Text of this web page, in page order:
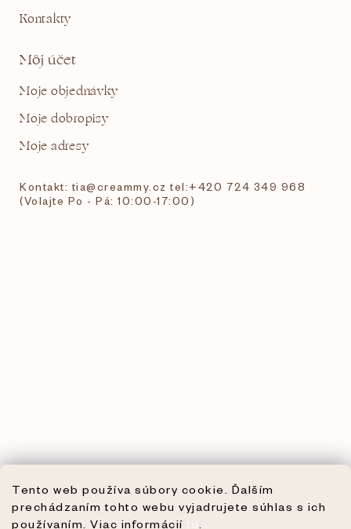
Tento web používa súbory cookie. Ďalším
prechádzaním tohto webu vyjadrujete súhlas s ich
používaním. Viac informácií
Kontakty
Môj účet
Moje objednávky
Moje dobropisy
Moje adresy
Kontakt: tia@creammy.cz tel:+420 724 349 968
(Volajte Po - Pá: 10:00-17:00)